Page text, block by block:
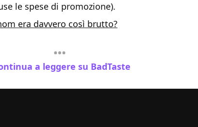
le spese di promozione).
era davvero così brutto?
a leggere su BadTaste